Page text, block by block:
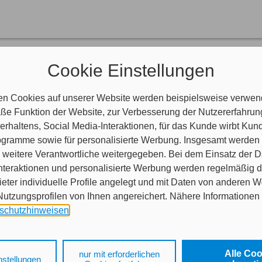
Cookie Einstellungen
Cookies auf unserer Website werden beispielsweise
Funktion der Website, zur Verbesserung der
Social Media-Interaktionen, für das Kunde wirbt
sowie für personalisierte Werbung. Insgesamt werden
Verantwortliche weitergegeben. Bei dem Einsatz der
und personalisierte Werbung werden regelmäßig
individuelle Profile angelegt und mit Daten von anderen
von Ihnen angereichert. Nähere
sowohl der Speicherung der notwendigen
Alle
nur mit erforderlichen
helfen?
Fragen?
Termin bei uns buchen?
Buchungstool.